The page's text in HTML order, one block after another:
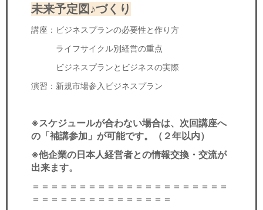
未来予定図♪づくり
講座：ビジネスプランの必要性と作り方
ライフサイクル別経営の重点
ビジネスプランとビジネスの実際
演習：新規市場参入ビジネスプラン
※スケジュールが合わない場合は、次回講座へ
の「補講参加」が可能です。（２年以内）
※他企業の日本人経営者との情報交換・交流が
出来ます。
＝＝＝＝＝＝＝＝＝＝＝＝＝＝＝＝＝＝＝＝＝
＝＝＝＝＝＝＝＝＝＝＝＝＝＝＝